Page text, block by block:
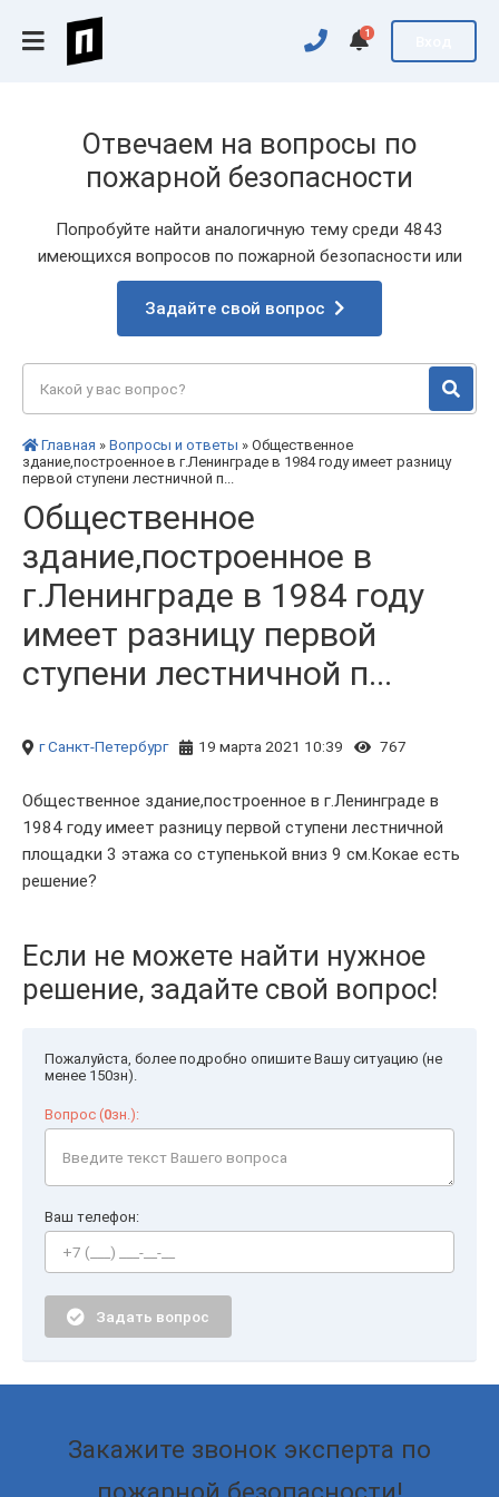
1
Отвечаем на вопросы по
пожарной безопасности
Попробуйте найти аналогичную тему среди 4843
имеющихся вопросов по пожарной безопасности или
Задайте свой вопрос
Главная » Вопросы и ответы » Общественное
здание,построенное в г.Ленинграде в 1984 году имеет разницу
первой ступени лестничной п...
Общественное
здание,построенное в
г.Ленинграде в 1984 году
имеет разницу первой
ступени лестничной п...
г Санкт-Петербург 19 марта 2021 10:39 767
Общественное здание,построенное в г.Ленинграде в
1984 году имеет разницу первой ступени лестничной
площадки 3 этажа со ступенькой вниз 9 см.Кокае есть
решение?
Если не можете найти нужное
решение, задайте свой вопрос!
Пожалуйста, более подробно опишите Вашу ситуацию (не
менее 150зн).
Вопрос (0зн.):
Ваш телефон:
Задать вопрос
Закажите звонок эксперта по